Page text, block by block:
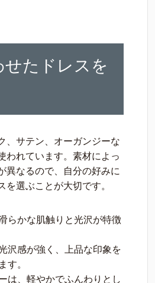
せたドレスを
、サテン、オーガンジーな
われています。素材によっ
異なるので、自分の好みに
を選ぶことが大切です。
らかな肌触りと光沢が特徴
沢感が強く、上品な印象を
す。
は、軽やかでふんわりとし